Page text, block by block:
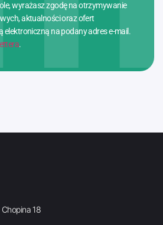
wyrażasz zgodę na otrzymywanie
aktualności oraz ofert
elektroniczną na podany adres e-mail.
.
18